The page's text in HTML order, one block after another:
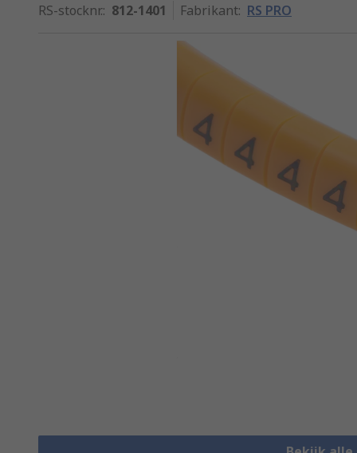
RS-stocknr.: 812-1401 Fabrikant: RS PRO